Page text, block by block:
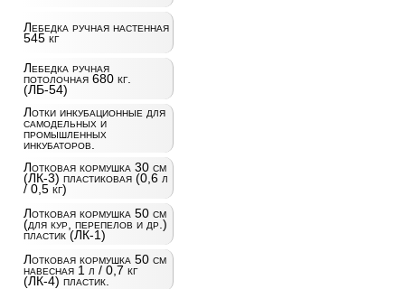
Лебедка ручная настенная
545 кг
Лебедка ручная
потолочная 680 кг.
(ЛБ-54)
Лотки инкубационные для
самодельных и
промышленных
инкубаторов.
Лотковая кормушка 30 см
(ЛК-3) пластиковая (0,6 л
/ 0,5 кг)
Лотковая кормушка 50 см
(для кур, перепелов и др.)
пластик (ЛК-1)
Лотковая кормушка 50 см
навесная 1 л / 0,7 кг
(ЛК-4) пластик.